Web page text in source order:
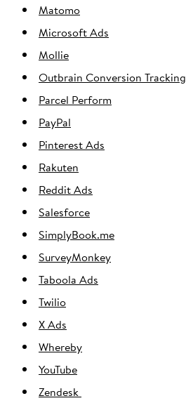
Matomo
Microsoft Ads
Mollie
Outbrain Conversion Tracking
Parcel Perform
PayPal
Pinterest Ads
Rakuten
Reddit Ads
Salesforce
SimplyBook.me
SurveyMonkey
Taboola Ads
Twilio
X Ads
Whereby
YouTube
Zendesk